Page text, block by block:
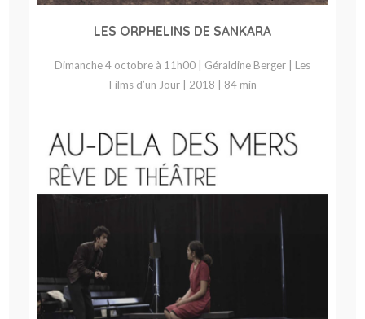
LES ORPHELINS DE SANKARA
Dimanche 4 octobre à 11h00 | Géraldine Berger | Les
Films d’un Jour | 2018 | 84 min